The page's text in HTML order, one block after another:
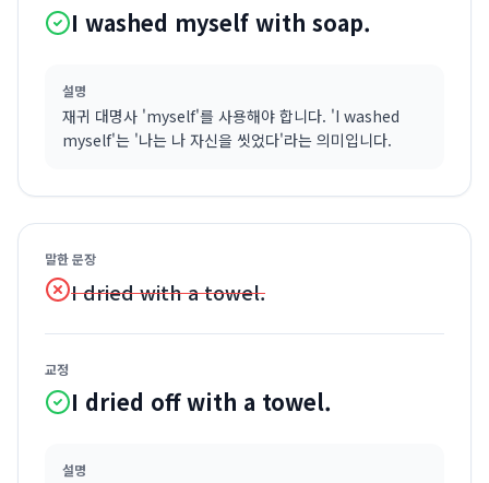
I washed myself with soap.
설명
재귀 대명사 'myself'를 사용해야 합니다. 'I washed
myself'는 '나는 나 자신을 씻었다'라는 의미입니다.
말한 문장
I dried with a towel.
교정
I dried off with a towel.
설명